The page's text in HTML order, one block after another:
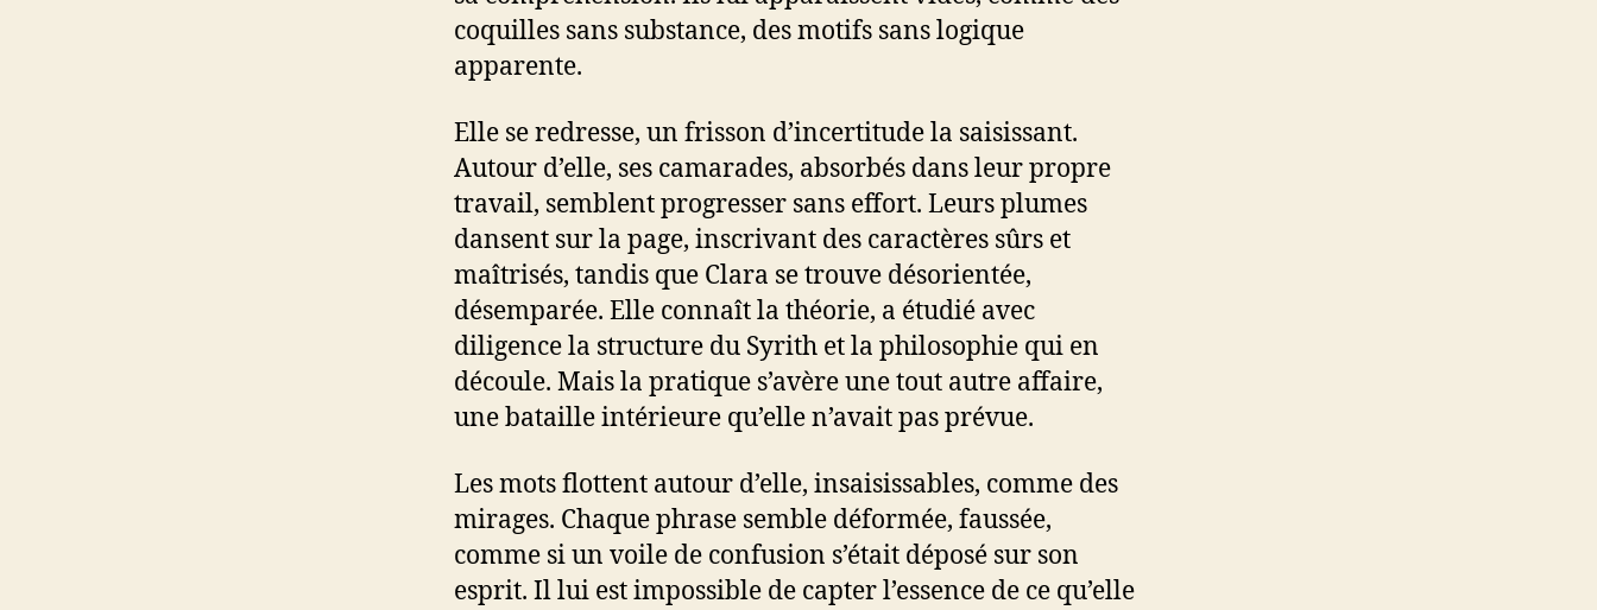
coquilles sans substance, des motifs sans logique
apparente.
Elle se redresse, un frisson d’incertitude la saisissant.
Autour d’elle, ses camarades, absorbés dans leur propre
travail, semblent progresser sans effort. Leurs plumes
dansent sur la page, inscrivant des caractères sûrs et
maîtrisés, tandis que Clara se trouve désorientée,
désemparée. Elle connaît la théorie, a étudié avec
diligence la structure du Syrith et la philosophie qui en
découle. Mais la pratique s’avère une tout autre affaire,
une bataille intérieure qu’elle n’avait pas prévue.
Les mots flottent autour d’elle, insaisissables, comme des
mirages. Chaque phrase semble déformée, faussée,
comme si un voile de confusion s’était déposé sur son
esprit. Il lui est impossible de capter l’essence de ce qu’elle